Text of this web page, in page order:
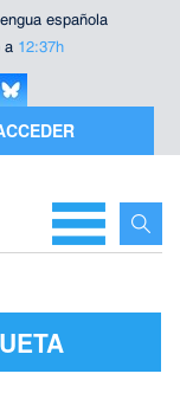
española
a 12:37h